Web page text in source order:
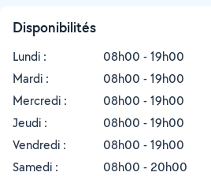
Disponibilités
Lundi :
08h00 - 19h00
Mardi :
08h00 - 19h00
Mercredi :
08h00 - 19h00
Jeudi :
08h00 - 19h00
Vendredi :
08h00 - 19h00
Samedi :
08h00 - 20h00